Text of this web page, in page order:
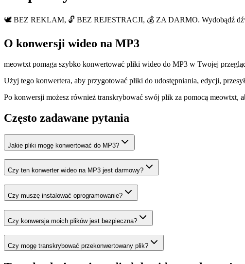
🕊️ BEZ REKLAM, 🔓 BEZ REJESTRACJI, 💰 ZA DARMO. Wydobądź
O konwersji wideo na MP3
meowtxt pomaga szybko konwertować pliki wideo do MP3 w Twojej
Użyj tego konwertera, aby przygotować pliki do udostępniania, edycji,
Po konwersji możesz również transkrybować swój plik za pomocą meowtxt,
Często zadawane pytania
Jakie pliki mogę konwertować do MP3?
Czy ten konwerter wideo na MP3 jest darmowy?
Czy muszę instalować oprogramowanie?
Czy konwersja moich plików jest bezpieczna?
Czy mogę transkrybować przekonwertowany plik?